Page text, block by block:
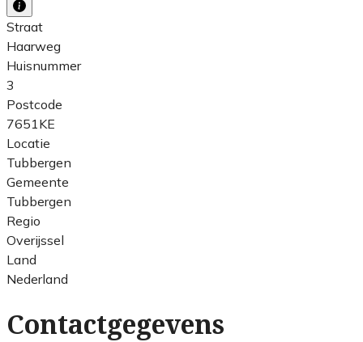
Straat
Haarweg
Huisnummer
3
Postcode
7651KE
Locatie
Tubbergen
Gemeente
Tubbergen
Regio
Overijssel
Land
Nederland
Contactgegevens